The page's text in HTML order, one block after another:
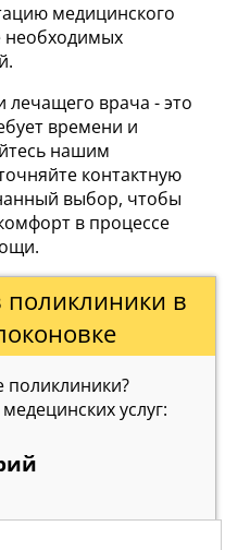
медицинского
необходимых
лечащего врача - это
времени и
нашим
контактную
выбор, чтобы
в процессе
в
услуг: